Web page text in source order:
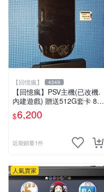
【回憶瘋】 4349
【回憶瘋】PSV主機(已改機.
內建遊戲) 贈送512G套卡 8成
5新 1000型
$6,200
近期銷量1件
人氣賣家